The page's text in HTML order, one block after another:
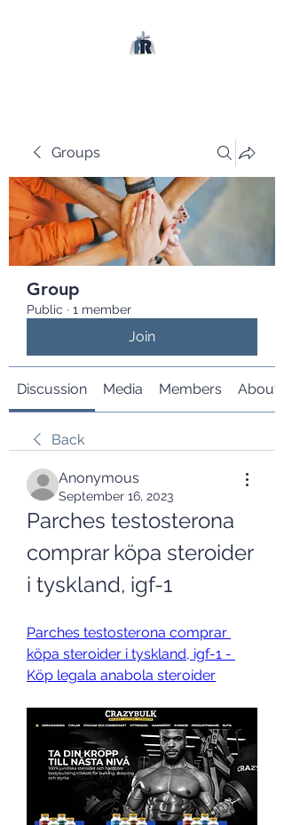
Groups
Group
Public · 1 member
Join
Discussion Media Members About
Back
Anonymous
September 16, 2023
Parches testosterona
comprar köpa steroider
i tyskland, igf-1
Parches testosterona comprar
köpa steroider i tyskland, igf-1 -
Köp legala anabola steroider